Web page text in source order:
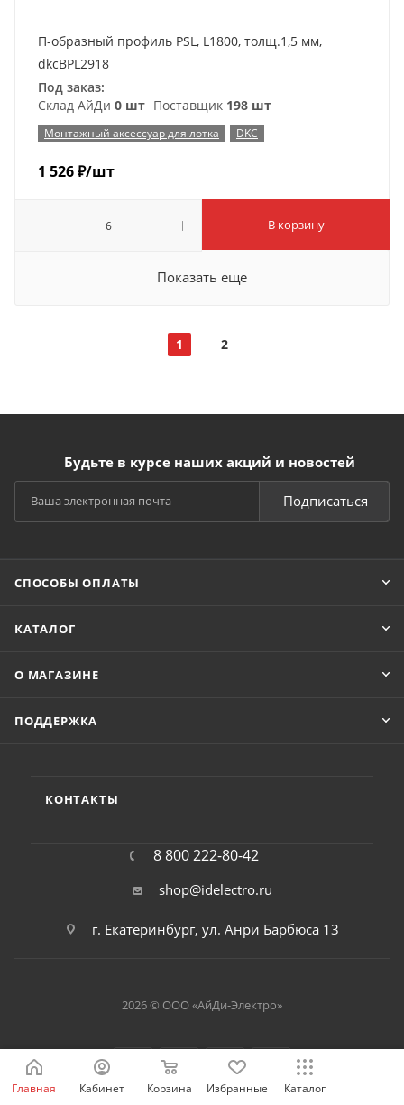
П-образный профиль PSL, L1800, толщ.1,5 мм,
dkcBPL2918
Под заказ:
Склад АйДи 0 шт Поставщик 198 шт
Монтажный аксессуар для лотка DKC
1 526₽/шт
В корзину
Показать еще
1 2
Будьте в курсе наших акций и новостей
Подписаться
СПОСОБЫ ОПЛАТЫ
КАТАЛОГ
О МАГАЗИНЕ
ПОДДЕРЖКА
КОНТАКТЫ
8 800 222-80-42
shop@idelectro.ru
г. Екатеринбург, ул. Анри Барбюса 13
2026 © ООО «АйДи-Электро»
Главная Кабинет Корзина Избранные Каталог